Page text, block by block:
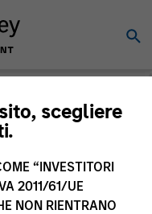
scegliere
“INVESTITORI
2011/61/UE
NON RIENTRANO